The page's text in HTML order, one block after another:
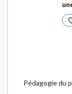
Pédagogie du